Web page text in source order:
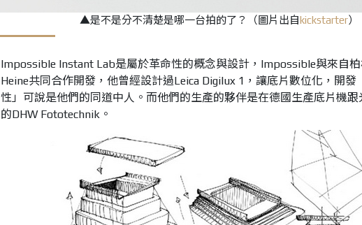
▲是不是分不清楚是哪一台拍的了？（圖片出自kickstarter）
Impossible Instant Lab是屬於革命性的概念與設計，Impossible與來自
Heine共同合作開發，他曾經設計過Leica Digilux 1，讓底片數位化，開發
性」可說是他們的同道中人。而他們的生產的夥伴是在德國生產底片機跟
的DHW Fototechnik。